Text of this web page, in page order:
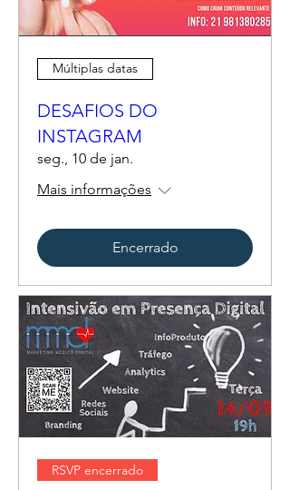
Múltiplas datas
DESAFIOS DO
INSTAGRAM
seg., 10 de jan.
Mais informações
Encerrado
RSVP encerrado